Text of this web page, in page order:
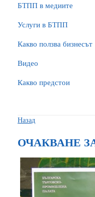
БTПП в медиите
Услуги в БТПП
Какво ползва бизнесът
Видео
Какво предстои
Назад
ОЧАКВАНЕ